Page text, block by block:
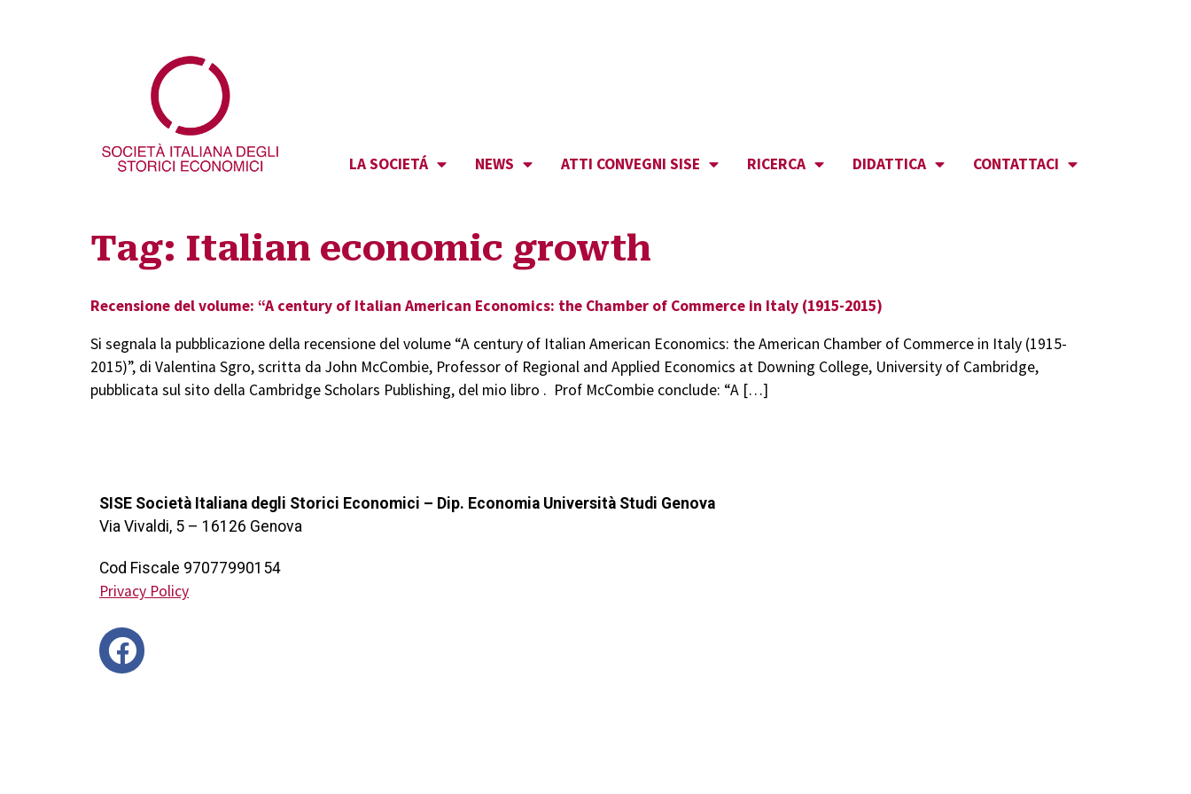
LA SOCIETÁ NEWS ATTI CONVEGNI SISE RICERCA DIDATTICA CONTATTACI
Tag: Italian economic growth
Recensione del volume: “A century of Italian American Economics: the Chamber of Commerce in Italy (1915-2015)
Si segnala la pubblicazione della recensione del volume “A century of Italian American Economics: the American Chamber of Commerce in Italy (1915-
2015)”, di Valentina Sgro, scritta da John McCombie, Professor of Regional and Applied Economics at Downing College, University of Cambridge,
pubblicata sul sito della Cambridge Scholars Publishing, del mio libro . Prof McCombie conclude: “A […]
SISE Società Italiana degli Storici Economici – Dip. Economia Università Studi Genova
Via Vivaldi, 5 – 16126 Genova
Cod Fiscale 97077990154
Privacy Policy